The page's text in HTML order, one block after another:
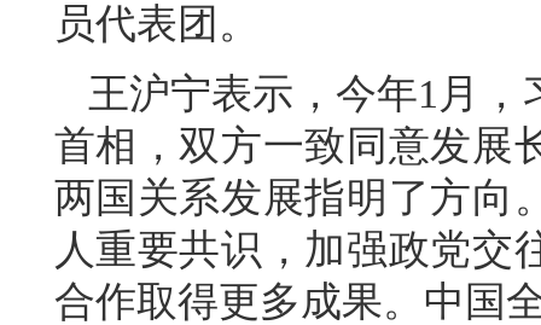
员代表团。
王沪宁表示，今年1月
首相，双方一致同意发展
两国关系发展指明了方向
人重要共识，加强政党交
合作取得更多成果。中国